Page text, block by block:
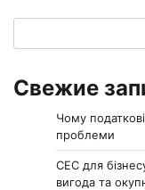
Свежие
Чому
проблеми
СЕС для
вигода та